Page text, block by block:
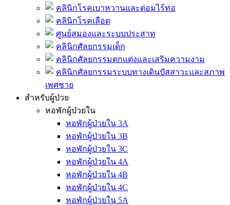
คลินิกโรคเบาหวานและต่อมไร้ท่อ
คลินิกโรคเลือด
ศูนย์สมองและระบบประสาท
คลินิกศัลยกรรมเด็ก
คลินิกศัลยกรรมตกแต่งและเสริมความงาม
คลินิกศัลยกรรมระบบทางเดินปัสสาวะและสภาพ
เพศชาย
สำหรับผู้ป่วย
หอพักผู้ป่วยใน
หอพักผู้ป่วยใน 3A
หอพักผู้ป่วยใน 3B
หอพักผู้ป่วยใน 3C
หอพักผู้ป่วยใน 4A
หอพักผู้ป่วยใน 4B
หอพักผู้ป่วยใน 4C
หอพักผู้ป่วยใน 5A